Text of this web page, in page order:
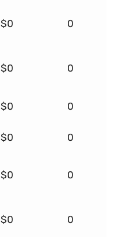
$0 0
$0 0
$0 0
$0 0
$0 0
$0 0